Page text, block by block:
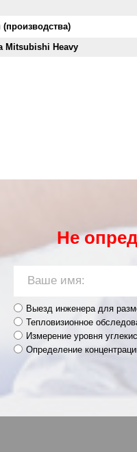
Mitsubishi Heavy
Не
Выезд инженера для
Тепловизионное
Измерение уровня
Определение